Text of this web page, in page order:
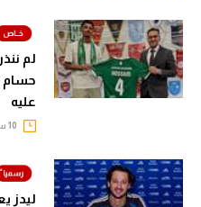
لم
حسام
عليه
ليدز